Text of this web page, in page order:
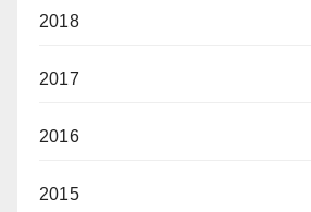
2018
2017
2016
2015